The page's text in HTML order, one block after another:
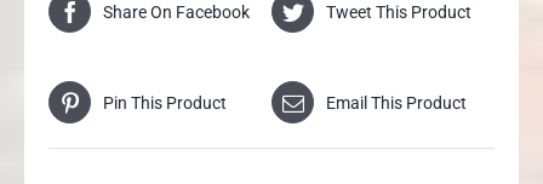
Share On Facebook Tweet This Product
Pin This Product Email This Product